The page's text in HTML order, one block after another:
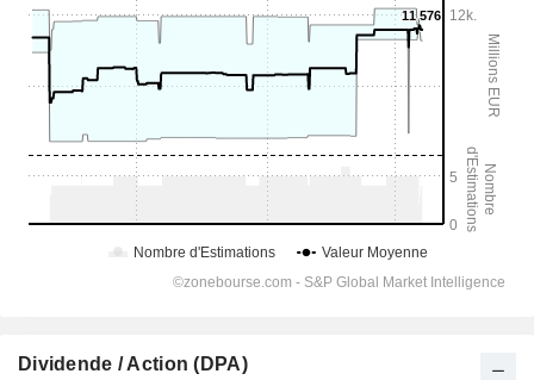
Dividende / Action (DPA)